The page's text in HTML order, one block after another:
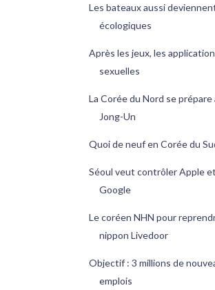
Les bateaux aussi
écologiques
Après les jeux, les
sexuelles
La Corée du Nord se prépare
Jong-Un
Quoi de neuf en Corée du
Séoul veut contrôler Apple et
Google
Le coréen NHN pour
nippon Livedoor
Objectif : 3 millions de
emplois